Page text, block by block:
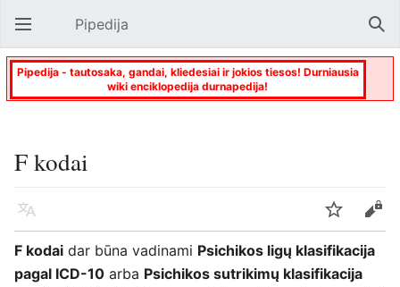
Atverti pagrindinį meniu Pipedija
Pipedija - tautosaka, gandai, kliedesiai ir jokios tiesos! Durniausia
wiki enciklopedija durnapedija!
F kodai
Kalba Stebėti
Keisti
F kodai dar būna vadinami Psichikos ligų klasifikacija
pagal ICD-10 arba Psichikos sutrikimų klasifikacija